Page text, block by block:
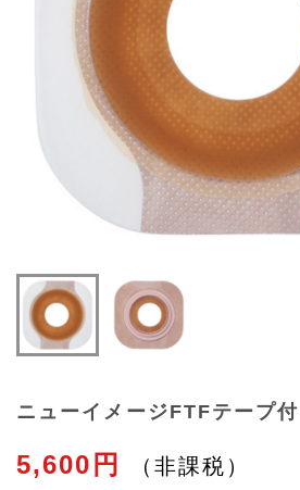
ニューイメージFTFテープ
5,600円